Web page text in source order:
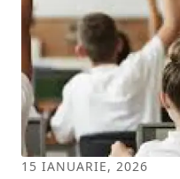
mijloacelor de
agresiunea
sau factorii fizici ai
nivelul...
15 IANUARIE, 2026